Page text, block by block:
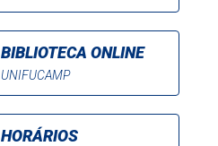
BIBLIOTECA ONLINE
UNIFUCAMP
HORÁRIOS